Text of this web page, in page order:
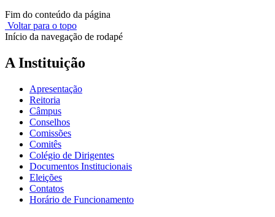
Fim do conteúdo da página
Voltar para o topo
Início da navegação de rodapé
A Instituição
Apresentação
Reitoria
Câmpus
Conselhos
Comissões
Comitês
Colégio de Dirigentes
Documentos Institucionais
Eleições
Contatos
Horário de Funcionamento